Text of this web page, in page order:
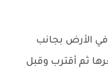
الأرض بجانب
ثم أقترب وقبل